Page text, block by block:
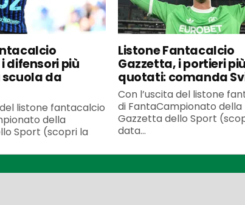
difensori più
da
listone fantacalcio
della
Sport (scopri la
Listone Fantacalcio
Gazzetta, i portieri più
quotati: comanda
Con l’uscita del listone
di FantaCampionato della
Gazzetta dello Sport
data...